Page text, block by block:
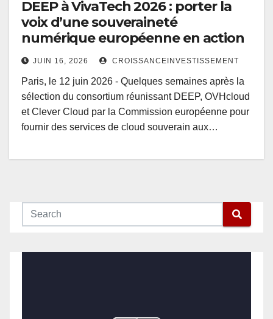
DEEP à VivaTech 2026 : porter la
voix d’une souveraineté
numérique européenne en action
JUIN 16, 2026 CROISSANCEINVESTISSEMENT
Paris, le 12 juin 2026 - Quelques semaines après la
sélection du consortium réunissant DEEP, OVHcloud
et Clever Cloud par la Commission européenne pour
fournir des services de cloud souverain aux…